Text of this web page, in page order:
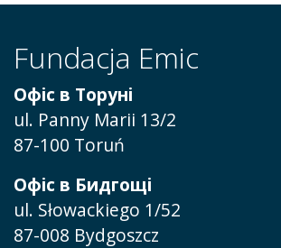
Fundacja Emic
Офіс в Торуні
ul. Panny Marii 13/2
87-100 Toruń
Офіс в Бидгощі
ul. Słowackiego 1/52
87-008 Bydgoszcz